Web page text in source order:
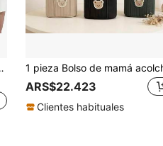
de almacenamiento de leche multiusos con conservación de frescura y hielo
ARS$22.423
Clientes habituales